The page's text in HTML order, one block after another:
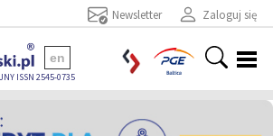
Zaloguj się
Newsletter
ISSN 2545-0735
en